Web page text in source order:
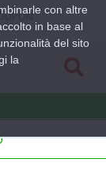
con altre
in base al
del sito
la